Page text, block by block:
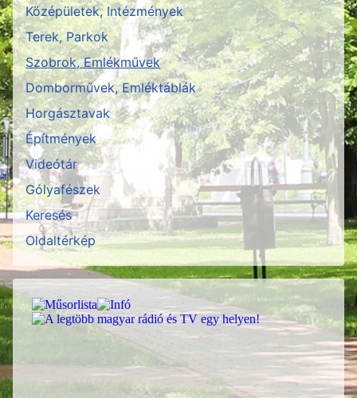
Középületek, Intézmények
Terek, Parkok
Szobrok, Emlékművek
Domborművek, Emléktáblák
Horgásztavak
Építmények
Videótár
Gólyafészek
Keresés
Oldaltérkép